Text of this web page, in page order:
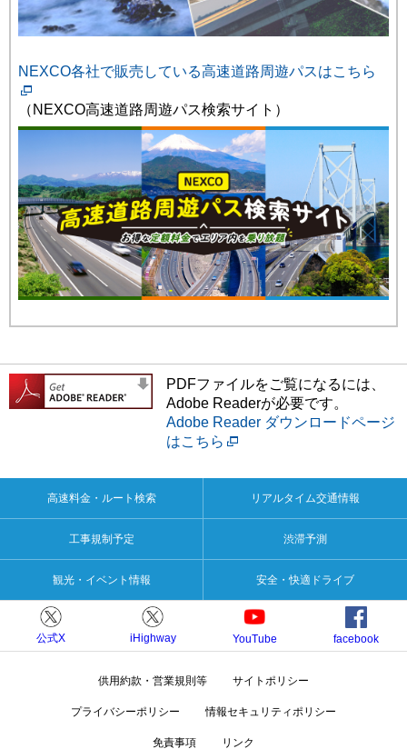
NEXCO各社で販売している高速道路周遊パスはこちら
（NEXCO高速道路周遊パス検索サイト）
PDFファイルをご覧になるには、
Adobe Readerが必要です。
Adobe Reader ダウンロードページ
はこちら
高速料金・ルート検索 リアルタイム交通情報
工事規制予定 渋滞予測
観光・イベント情報 安全・快適ドライブ
公式X iHighway YouTube facebook
供用約款・営業規則等 サイトポリシー
プライバシーポリシー 情報セキュリティポリシー
免責事項 リンク